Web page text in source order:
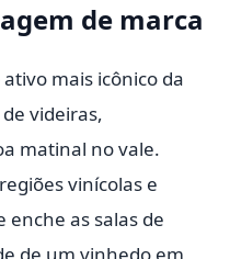
de marca
mais icônico da
videiras,
matinal no vale.
vinícolas e
as salas de